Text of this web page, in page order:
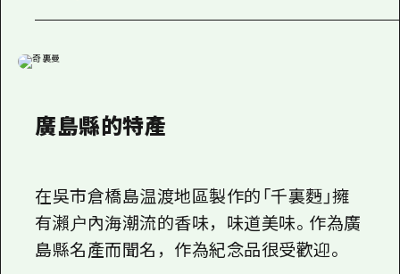
廣島縣的特產
在吳市倉橋島温渡地區製作的「千裏麪」擁
有瀨户內海潮流的香味，味道美味。作為廣
島縣名產而聞名，作為紀念品很受歡迎。